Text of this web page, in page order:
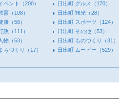
ベント （200） 日出町 グルメ
（170）
育 （108） 日出町 観光 （28）
康 （56） 日出町 スポーツ （124）
政 （111） 日出町 その他 （53）
物 （53） 日出町 ものづくり
（31）
ちづくり （17） 日出町 ムービー （529）